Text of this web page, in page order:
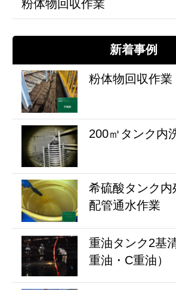
粉体物回収作業
新着事例
粉体物回収作業
200㎥タンク内
希硫酸タンク
配管通水作業
重油タンク2基
重油・C重油）